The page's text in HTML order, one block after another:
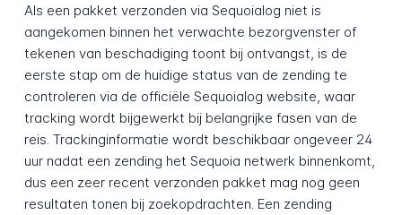
Als een pakket verzonden via Sequoialog niet is
aangekomen binnen het verwachte bezorgvenster of
tekenen van beschadiging toont bij ontvangst, is de
eerste stap om de huidige status van de zending te
controleren via de officiële Sequoialog website, waar
tracking wordt bijgewerkt bij belangrijke fasen van de
reis. Trackinginformatie wordt beschikbaar ongeveer 24
uur nadat een zending het Sequoia netwerk binnenkomt,
dus een zeer recent verzonden pakket mag nog geen
resultaten tonen bij zoekopdrachten. Een zending